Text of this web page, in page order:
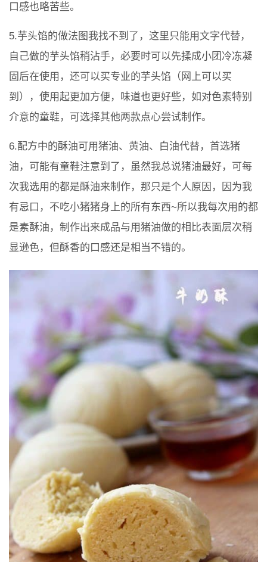
口感也略苦些。
5.芋头馅的做法图我找不到了，这里只能用文字代替，
自己做的芋头馅稍沾手，必要时可以先揉成小团冷冻凝
固后在使用，还可以买专业的芋头馅（网上可以买
到），使用起更加方便，味道也更好些，如对色素特别
介意的童鞋，可选择其他两款点心尝试制作。
6.配方中的酥油可用猪油、黄油、白油代替，首选猪
油，可能有童鞋注意到了，虽然我总说猪油最好，可每
次我选用的都是酥油来制作，那只是个人原因，因为我
有忌口，不吃小猪猪身上的所有东西~所以我每次用的都
是素酥油，制作出来成品与用猪油做的相比表面层次稍
显逊色，但酥香的口感还是相当不错的。